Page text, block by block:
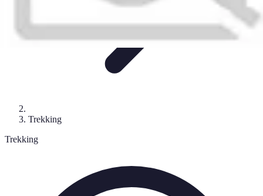
Trekking
Trekking